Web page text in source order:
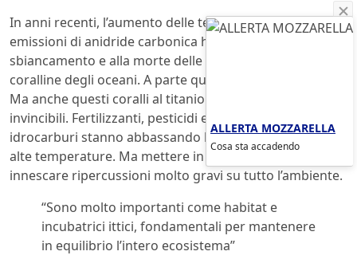
In anni recenti, l’aumento delle temperature e le
emissioni di anidride carbonica hanno portato allo
sbiancamento e alla morte delle coloratissime barriere
coralline degli oceani. A parte quelle nel golfo di Eilat.
Ma anche questi coralli al titanio organico non sono
invincibili. Fertilizzanti, pesticidi e inquinamento da
idrocarburi stanno abbassando la loro resilienza alle
alte temperature. Ma mettere in pericolo i coralli può
innescare ripercussioni molto gravi su tutto l’ambiente.
“Sono molto importanti come habitat e
incubatrici ittici, fondamentali per mantenere
in equilibrio l’intero ecosistema”
ALLERTA MOZZARELLA
Cosa sta accadendo